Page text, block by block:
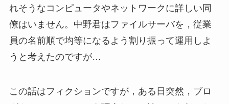
れそうなコンピュータやネットワークに詳しい同
僚はいません。中野君はファイルサーバを，従業
員の名前順で均等になるよう割り振って運用しよ
うと考えたのですが…
この話はフィクションですが，ある日突然，ブロ